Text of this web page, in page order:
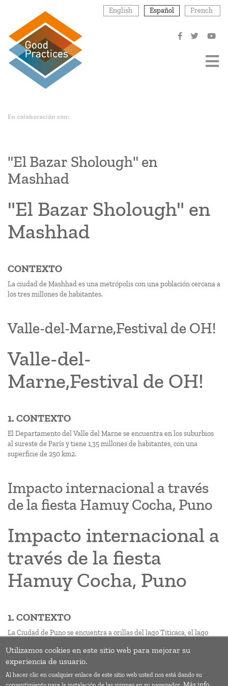
contenido
principal
English Español French
En colaboración con:
"El Bazar Sholough" en
Mashhad
"El Bazar Sholough" en
Mashhad
CONTEXTO
La ciudad de Mashhad es una metrópolis con una población cercana a
los tres millones de habitantes.
Valle-del-Marne,Festival de OH!
Valle-del-
Marne,Festival de OH!
1. CONTEXTO
El Departamento del Valle del Marne se encuentra en los suburbios
al sureste de París y tiene 1,35 millones de habitantes, con una
superficie de 250 km2.
Impacto internacional a través
de la fiesta Hamuy Cocha, Puno
Impacto internacional a
través de la fiesta
Hamuy Cocha, Puno
1. CONTEXTO
La Ciudad de Puno se encuentra a orillas del lago Titicaca, el lago
del mar. Puno es considerada la capital folclórica del Perú, pues
concentra la mayor cantidad de danzas de todo el país.
Suscribirse a 06_Agua limpia y saneamiento
Utilizamos cookies en este sitio web para mejorar su
experiencia de usuario.
Al hacer clic en cualquier enlace de este sitio web usted nos está dando su